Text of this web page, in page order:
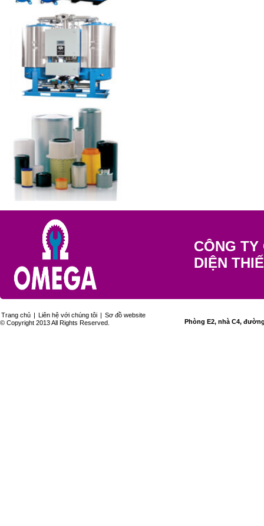
CÔNG
DIỆN
Trang chủ | Liên hệ với chúng tôi | Sơ đồ website
© Copyright 2013 All Rights Reserved.
Phòng E2, nhà C4,